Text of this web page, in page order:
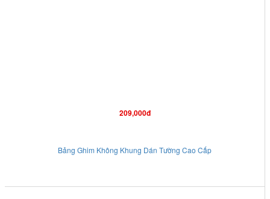
209,000đ
Bảng Ghim Không Khung Dán Tường Cao Cấp